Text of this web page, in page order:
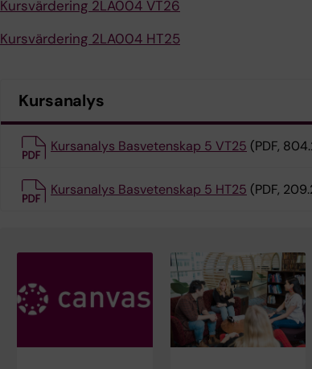
Kursvärdering 2LA004 VT26
Kursvärdering 2LA004 HT25
Kursanalys
Kursanalys Basvetenskap 5 VT25 (PDF,
Kursanalys Basvetenskap 5 HT25 (PDF,